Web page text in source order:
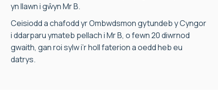
yn llawn i gŵyn Mr B.
Ceisiodd a chafodd yr Ombwdsmon gytundeb y Cyngor
i ddarparu ymateb pellach i Mr B, o fewn 20 diwrnod
gwaith, gan roi sylw i’r holl faterion a oedd heb eu
datrys.